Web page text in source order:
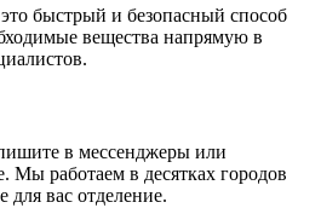
быстрый и безопасный способ
вещества напрямую в
в мессенджеры или
Мы работаем в десятках городов
вас отделение.